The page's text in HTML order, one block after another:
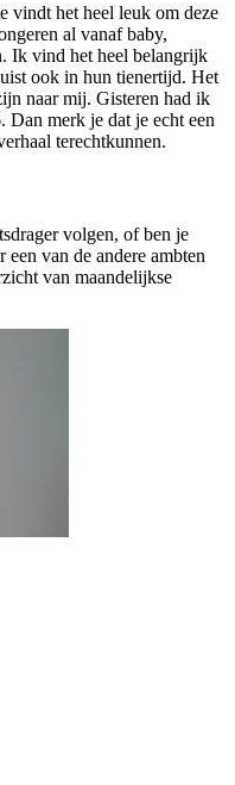
vindt het heel leuk om deze
al vanaf baby,
Ik vind het heel belangrijk
ook in hun tienertijd. Het
naar mij. Gisteren had ik
Dan merk je dat je echt een
terechtkunnen.
volgen, of ben je
een van de andere ambten
van maandelijkse